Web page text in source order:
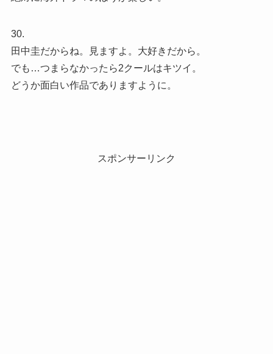
30.
田中圭だからね。見ますよ。大好きだから。
でも…つまらなかったら2クールはキツイ。
どうか面白い作品でありますように。
スポンサーリンク